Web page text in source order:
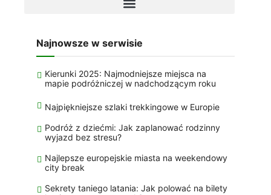
Najnowsze w serwisie
Kierunki 2025: Najmodniejsze miejsca na
mapie podróżniczej w nadchodzącym roku
Najpiękniejsze szlaki trekkingowe w Europie
Podróż z dziećmi: Jak zaplanować rodzinny
wyjazd bez stresu?
Najlepsze europejskie miasta na weekendowy
city break
Sekrety taniego latania: Jak polować na bilety